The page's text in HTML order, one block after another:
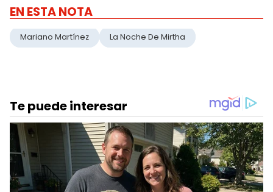
EN ESTA NOTA
Mariano Martínez La Noche De Mirtha